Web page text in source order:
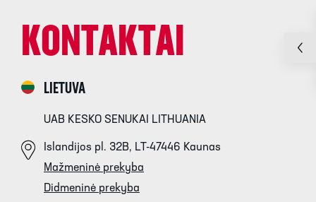
KONTAKTAI
LIETUVA
UAB KESKO SENUKAI LITHUANIA
Islandijos pl. 32B, LT-47446 Kaunas
Mažmeninė prekyba
Didmeninė prekyba